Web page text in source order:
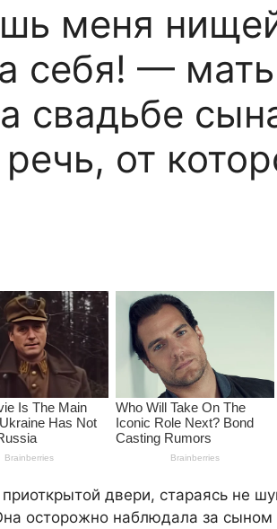
меня
себя! — мать
свадьбе
от
двери, стараясь не
осторожно наблюдала за